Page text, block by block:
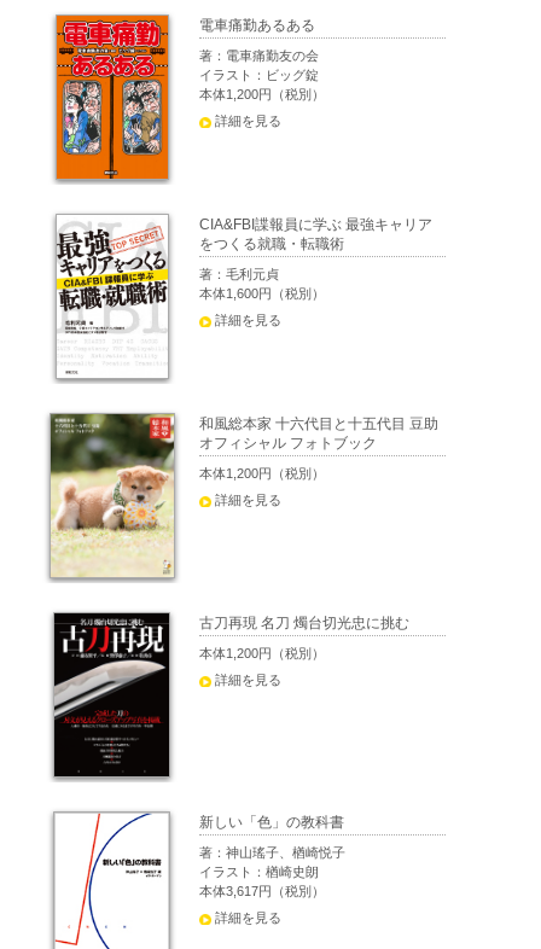
電車痛勤あるある
著：電車痛勤友の会
イラスト：ビッグ錠
本体1,200円（税別）
詳細を見る
CIA&FBI諜報員に学ぶ 最強キャリア
をつくる就職・転職術
著：毛利元貞
本体1,600円（税別）
詳細を見る
和風総本家 十六代目と十五代目 豆助
オフィシャル フォトブック
本体1,200円（税別）
詳細を見る
古刀再現 名刀 燭台切光忠に挑む
本体1,200円（税別）
詳細を見る
新しい「色」の教科書
著：神山瑤子、楢崎悦子
イラスト：楢崎史朗
本体3,617円（税別）
詳細を見る